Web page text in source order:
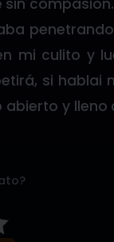
mi culito y
si hablai
y lleno